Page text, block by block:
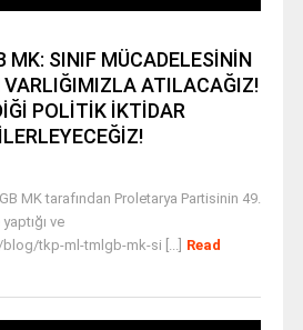
SINIF MÜCADELESİNİN
VARLIĞIMIZLA ATILACAĞIZ!
POLİTİK İKTİDAR
MK tarafından Proletarya Partisinin 49.
ve
tkp-ml-tmlgb-mk-si [...] Read